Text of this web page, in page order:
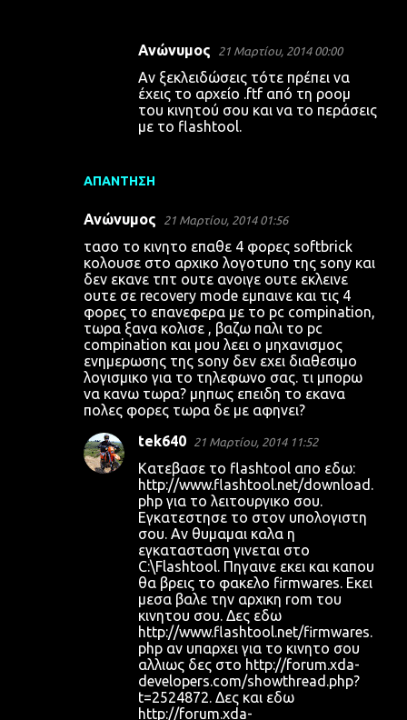
ΑΠΆΝΤΗΣΗ
Ανώνυμος 21 Μαρτίου, 2014 00:00
Αν ξεκλειδώσεις τότε πρέπει να
έχεις το αρχείο .ftf από τη ροομ
του κινητού σου και να το περάσεις
με το flashtool.
Ανώνυμος 21 Μαρτίου, 2014 01:56
τασο το κινητο επαθε 4 φορες softbrick
κολουσε στο αρχικο λογοτυπο της sony και
δεν εκανε τπτ ουτε ανοιγε ουτε εκλεινε
ουτε σε recovery mode εμπαινε και τις 4
φορες το επανεφερα με το pc compination,
τωρα ξανα κολισε , βαζω παλι το pc
compination και μου λεει ο μηχανισμος
ενημερωσης της sony δεν εχει διαθεσιμο
λογισμικο για το τηλεφωνο σας. τι μπορω
να κανω τωρα? μηπως επειδη το εκανα
πολες φορες τωρα δε με αφηνει?
tek640 21 Μαρτίου, 2014 11:52
Kατεβασε το flashtool απο εδω:
http://www.flashtool.net/download.
php για το λειτουργικο σου.
Εγκατεστησε το στον υπολογιστη
σου. Αν θυμαμαι καλα η
εγκατασταση γινεται στο
C:\Flashtool. Πηγαινε εκει και καπου
θα βρεις το φακελο firmwares. Εκει
μεσα βαλε την αρχικη rom του
κινητου σου. Δες εδω
http://www.flashtool.net/firmwares.
php αν υπαρχει για το κινητο σου
αλλιως δες στο http://forum.xda-
developers.com/showthread.php?
t=2524872. Δες και εδω
http://forum.xda-